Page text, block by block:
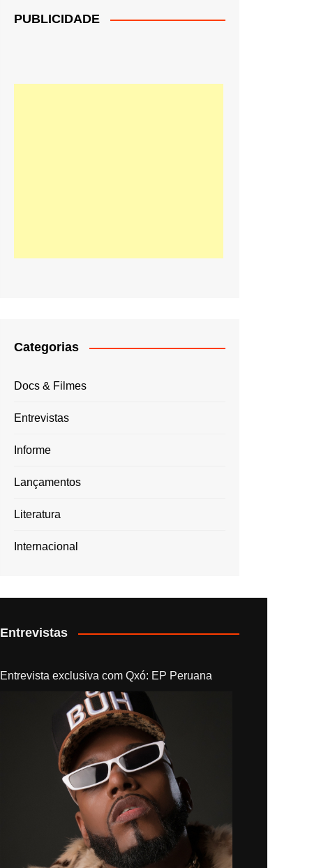
PUBLICIDADE
Categorias
Docs & Filmes
Entrevistas
Informe
Lançamentos
Literatura
Internacional
Entrevistas
Entrevista exclusiva com Qxó: EP Peruana